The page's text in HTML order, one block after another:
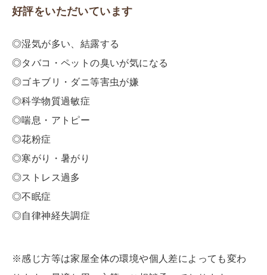
好評をいただいています
◎湿気が多い、結露する
◎タバコ・ペットの臭いが気になる
◎ゴキブリ・ダニ等害虫が嫌
◎科学物質過敏症
◎喘息・アトピー
◎花粉症
◎寒がり・暑がり
◎ストレス過多
◎不眠症
◎自律神経失調症
※感じ方等は家屋全体の環境や個人差によっても変わ